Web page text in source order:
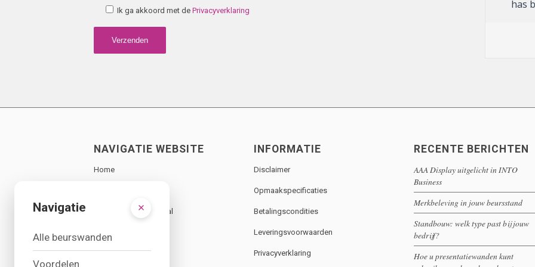
Ik ga akkoord met de Privacyverklaring
has
work
NAVIGATIE WEBSITE
Home
Verhuur standmateriaal
Over ons
Nieuws
INFORMATIE
Disclaimer
Opmaakspecificaties
Betalingscondities
Leveringsvoorwaarden
Privacyverklaring
RECENTE BERICHTEN
AAA Display uitgelicht in INTO
Business
Merkbeleving in jouw beursstand
Standbouw: welk type past bij jouw
bedrijf?
Hoe u presentatiewanden kunt
Navigatie
Alle beurswanden
Voordelen